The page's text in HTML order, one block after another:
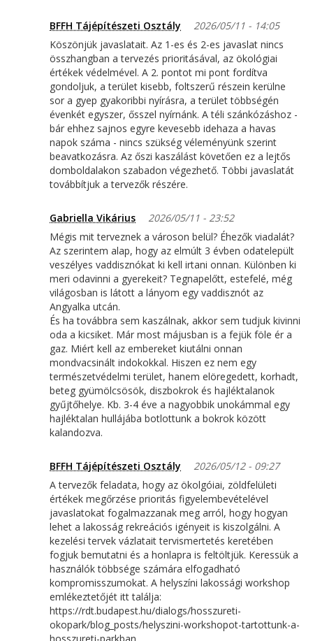
BFFH Tájépítészeti Osztály
2026/05/11 - 14:05
Köszönjük javaslatait. Az 1-es és 2-es javaslat nincs
összhangban a tervezés prioritásával, az ökológiai
értékek védelmével. A 2. pontot mi pont fordítva
gondoljuk, a terület kisebb, foltszerű részein kerülne
sor a gyep gyakoribbi nyírásra, a terület többségén
évenkét egyszer, ősszel nyírnánk. A téli szánkózáshoz -
bár ehhez sajnos egyre kevesebb idehaza a havas
napok száma - nincs szükség véleményünk szerint
beavatkozásra. Az őszi kaszálást követően ez a lejtős
domboldalakon szabadon végezhető. Többi javaslatát
továbbítjuk a tervezők részére.
Gabriella Vikárius
2026/05/11 - 23:52
Mégis mit terveznek a városon belül? Éhezők viadalát?
Az szerintem alap, hogy az elmúlt 3 évben odatelepült
veszélyes vaddisznókat ki kell irtani onnan. Különben ki
meri odavinni a gyerekeit? Tegnapelőtt, estefelé, még
világosban is látott a lányom egy vaddisznót az
Angyalka utcán.
És ha továbbra sem kaszálnak, akkor sem tudjuk kivinni
oda a kicsiket. Már most májusban is a fejük föle ér a
gaz. Miért kell az embereket kiutálni onnan
mondvacsinált indokokkal. Hiszen ez nem egy
természetvédelmi terület, hanem elöregedett, korhadt,
beteg gyümölcsösök, diszbokrok és hajléktalanok
gyűjtőhelye. Kb. 3-4 éve a nagyobbik unokámmal egy
hajléktalan hullájába botlottunk a bokrok között
kalandozva.
BFFH Tájépítészeti Osztály
2026/05/12 - 09:27
A tervezők feladata, hogy az ökolgóiai, zöldfelületi
értékek megőrzése prioritás figyelembevételével
javaslatokat fogalmazzanak meg arról, hogy hogyan
lehet a lakosság rekreációs igényeit is kiszolgálni. A
kezelési tervek vázlatait tervismertetés keretében
fogjuk bemutatni és a honlapra is feltöltjük. Keressük a
használók többsége számára elfogadható
kompromisszumokat. A helyszíni lakossági workshop
emlékeztetőjét itt találja:
https://rdt.budapest.hu/dialogs/hosszureti-
okopark/blog_posts/helyszini-workshopot-tartottunk-a-